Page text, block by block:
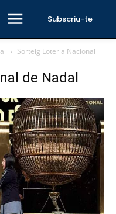
Subscriu-te
Sorteig Loteria Nacional
de Nadal